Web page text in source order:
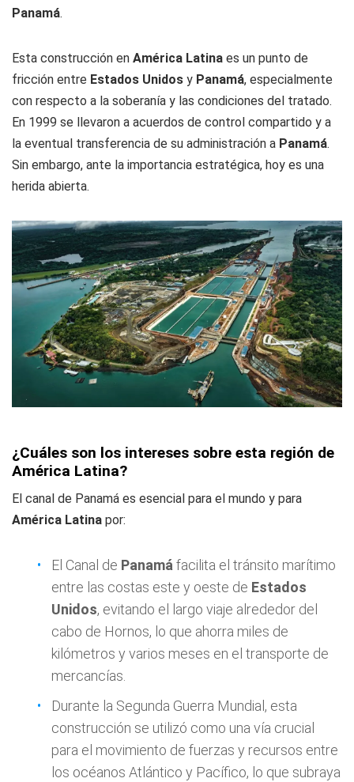
Panamá.
Esta construcción en América Latina es un punto de
fricción entre Estados Unidos y Panamá, especialmente
con respecto a la soberanía y las condiciones del tratado.
En 1999 se llevaron a acuerdos de control compartido y a
la eventual transferencia de su administración a Panamá.
Sin embargo, ante la importancia estratégica, hoy es una
herida abierta.
¿Cuáles son los intereses sobre esta región de
América Latina?
El canal de Panamá es esencial para el mundo y para
América Latina por:
El Canal de Panamáfacilita el tránsito marítimo
entre las costas este y oeste de Estados
Unidos, evitando el largo viaje alrededor del
cabo de Hornos, lo que ahorra miles de
kilómetros y varios meses en el transporte de
mercancías.
Durante la Segunda Guerra Mundial, esta
construcción se utilizó como una vía crucial
para el movimiento de fuerzas y recursos entre
los océanos Atlántico y Pacífico, lo que subraya